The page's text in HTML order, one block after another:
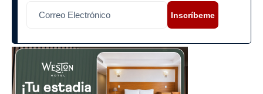
Inscríbeme